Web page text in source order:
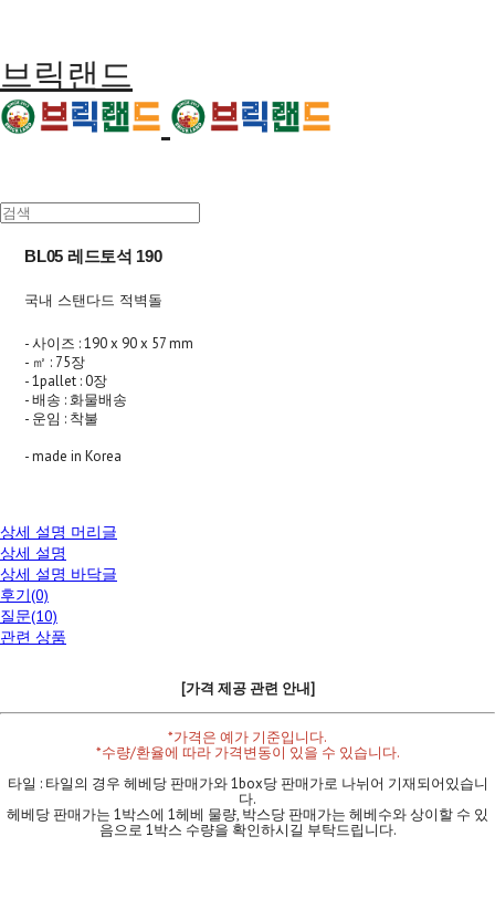
브릭랜드
BL05 레드토석 190
국내 스탠다드 적벽돌
- 사이즈 : 190 x 90 x 57 mm
- ㎡ : 75장
- 1pallet : 0장
- 배송 : 화물배송
- 운임 : 착불
- made in Korea
상세 설명 머리글
상세 설명
상세 설명 바닥글
후기(0)
질문(10)
관련 상품
[가격 제공 관련 안내]
*가격은 예가 기준입니다.
*수량/환율에 따라 가격변동이 있을 수 있습니다.
타일 : 타일의 경우 헤베당 판매가와 1box당 판매가로 나뉘어 기재되어있습니
다.
헤베당 판매가는 1박스에 1헤베 물량, 박스당 판매가는 헤베수와 상이할 수 있
음으로 1박스 수량을 확인하시길 부탁드립니다.